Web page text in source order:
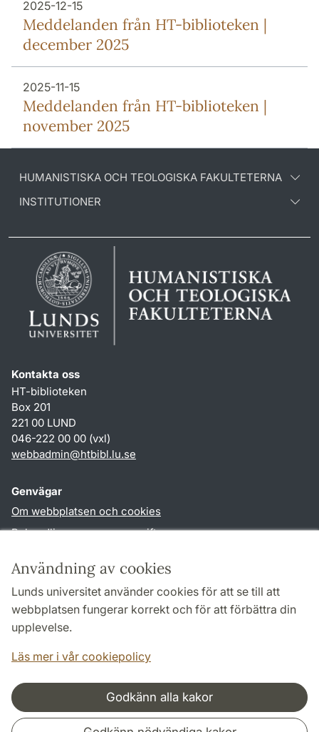
Användning av cookies
Lunds universitet använder cookies för att se till att
webbplatsen fungerar korrekt och för att förbättra din
upplevelse.
Läs mer i vår cookiepolicy
Godkänn alla kakor
2025-12-15
Meddelanden från HT-biblioteken |
december 2025
2025-11-15
Meddelanden från HT-biblioteken |
november 2025
HUMANISTISKA OCH TEOLOGISKA FAKULTETERNA
INSTITUTIONER
Kontakta oss
HT-biblioteken
Box 201
221 00 LUND
046-222 00 00 (vxl)
webbadmin@htbibl.lu.se
Genvägar
Om webbplatsen och cookies
Behandling av personuppgifter
TYPO3-login
Följ oss i sociala medier
Samarbeten och nätverk